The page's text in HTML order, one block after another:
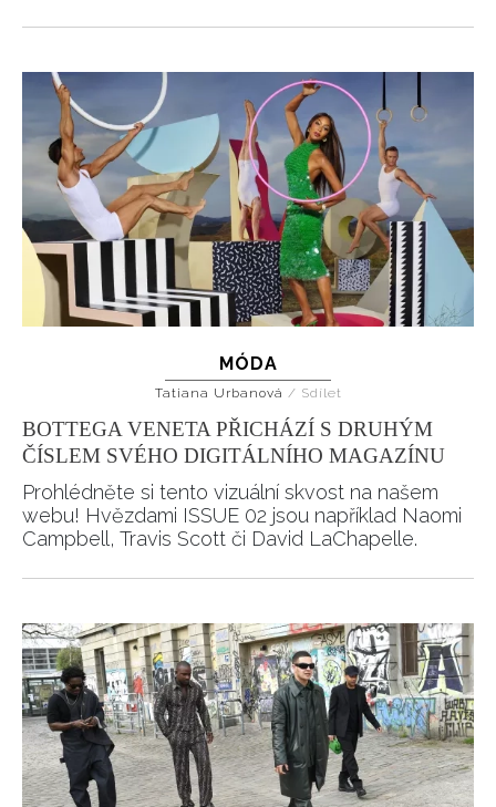
MÓDA
Tatiana Urbanová / Sdílet
BOTTEGA VENETA PŘICHÁZÍ S DRUHÝM
ČÍSLEM SVÉHO DIGITÁLNÍHO MAGAZÍNU
Prohlédněte si tento vizuální skvost na našem
webu! Hvězdami ISSUE 02 jsou například Naomi
Campbell, Travis Scott či David LaChapelle.